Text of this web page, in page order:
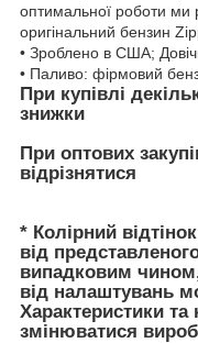
оптимальної роботи ми
оригінальний бензин
• Зроблено в США;
• Паливо: фірмовий
При купівлі
знижки
При оптових
відрізнятися
* Колірний
від
випадковим
від налаштувань
Характеристики
змінюватися